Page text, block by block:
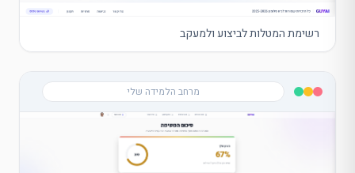
רשימת המטלות לביצוע ולמעקב
מרחב הלמידה שלי